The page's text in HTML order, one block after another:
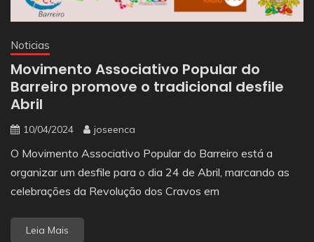
Noticias
Movimento Associativo Popular do
Barreiro promove o tradicional desfile
Abril
10/04/2024 joseenca
O Movimento Associativo Popular do Barreiro está a
organizar um desfile para o dia 24 de Abril, marcando as
celebrações da Revolução dos Cravos em
Leia Mais